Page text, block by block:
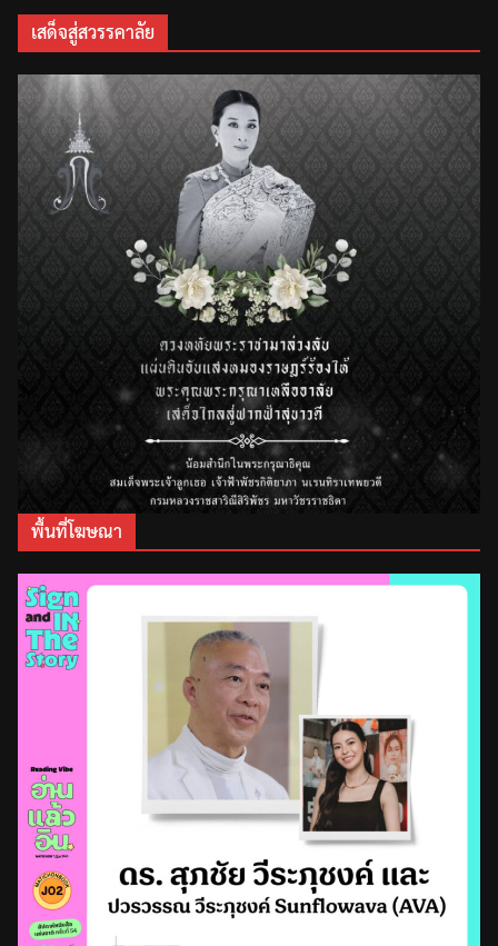
เสด็จสู่สวรรคาลัย
พื้นที่โฆษณา